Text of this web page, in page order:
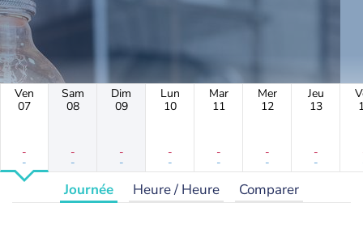
Ven
07
-
-
Sam
08
-
-
Dim
09
-
-
Lun
10
-
-
Mar
11
-
-
Mer
12
-
-
Jeu
13
-
-
Journée Heure / Heure Comparer